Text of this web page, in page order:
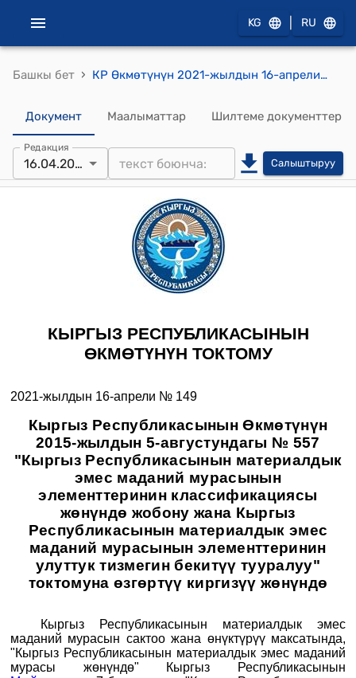
KG RU
Башкы бет › КР Өкмөтүнүн 2021-жылдын 16-апрелиндеги № 149 "Кыргыз Республикасынын Өкмөтүнүн 2015-жылдын 5-августундагы № 557 "Кыргыз Республикасынын материалдык эмес маданий мурасынын элементтеринин классификациясы жөнүндө жобону жана Кыргыз Республикасынын материалдык эмес маданий мурасынын элементтеринин улуттук тизмегин бекитүү тууралуу" токтомуна өзгөртүү киргизүү жөнүндө" токтому
Документ Маалыматтар Шилтеме документтер
Редакция
16.04.2021 Салыштыруу